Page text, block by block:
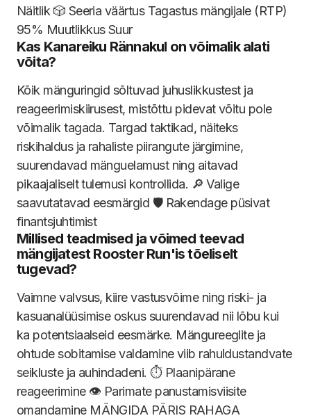
Näitlik 🎲 Seeria väärtus Tagastus mängijale (RTP)
95% Muutlikkus Suur
Kas Kanareiku Rännakul on võimalik alati
võita?
Kõik mänguringid sõltuvad juhuslikkustest ja
reageerimiskiirusest, mistõttu pidevat võitu pole
võimalik tagada. Targad taktikad, näiteks
riskihaldus ja rahaliste piirangute järgimine,
suurendavad mänguelamust ning aitavad
pikaajaliselt tulemusi kontrollida. 🔎 Valige
saavutatavad eesmärgid 🛡️ Rakendage püsivat
finantsjuhtimist
Millised teadmised ja võimed teevad
mängijatest Rooster Run'is tõeliselt
tugevad?
Vaimne valvsus, kiire vastusvõime ning riski- ja
kasuanalüüsimise oskus suurendavad nii lõbu kui
ka potentsiaalseid eesmärke. Mängureeglite ja
ohtude sobitamise valdamine viib rahuldustandvate
seikluste ja auhindadeni. ⏱️ Plaanipärane
reageerimine 👁️ Parimate panustamisviisite
omandamine MÄNGIDA PÄRIS RAHAGA